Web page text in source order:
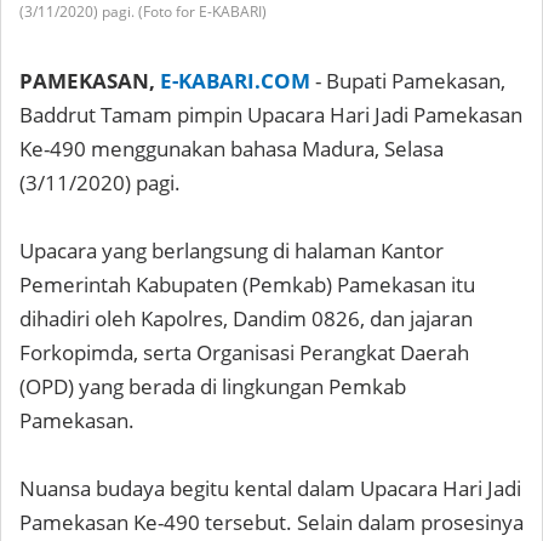
(3/11/2020) pagi. (Foto for E-KABARI)
PAMEKASAN, E-KABARI.COM - Bupati Pamekasan,
Baddrut Tamam pimpin Upacara Hari Jadi Pamekasan
Ke-490 menggunakan bahasa Madura, Selasa
(3/11/2020) pagi.
Upacara yang berlangsung di halaman Kantor
Pemerintah Kabupaten (Pemkab) Pamekasan itu
dihadiri oleh Kapolres, Dandim 0826, dan jajaran
Forkopimda, serta Organisasi Perangkat Daerah
(OPD) yang berada di lingkungan Pemkab
Pamekasan.
Nuansa budaya begitu kental dalam Upacara Hari Jadi
Pamekasan Ke-490 tersebut. Selain dalam prosesinya